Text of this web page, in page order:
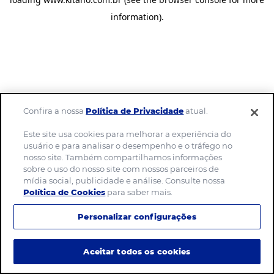
information).
Confira a nossaPolítica de Privacidadeatual.
Este site usa cookies para melhorar a experiência do
usuário e para analisar o desempenho e o tráfego no
nosso site. Também compartilhamos informações
sobre o uso do nosso site com nossos parceiros de
mídia social, publicidade e análise. Consulte nossa
Política de Cookies para saber mais.
Personalizar configurações
Aceitar todos os cookies